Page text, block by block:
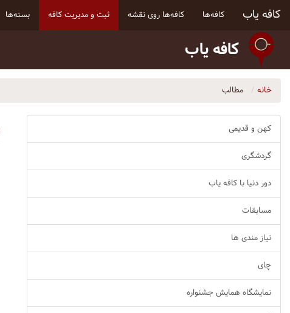
کافه یاب کافه‌ها کافه‌ها روی نقشه ثبت و مدیریت کافه بسته‌ها
کافه یاب
خانه مطالب
کهن و قدیمی
گردشگری
دور دنیا با کافه یاب
مسابقات
نیاز مندی ها
چای
نمایشگاه همایش جشنواره